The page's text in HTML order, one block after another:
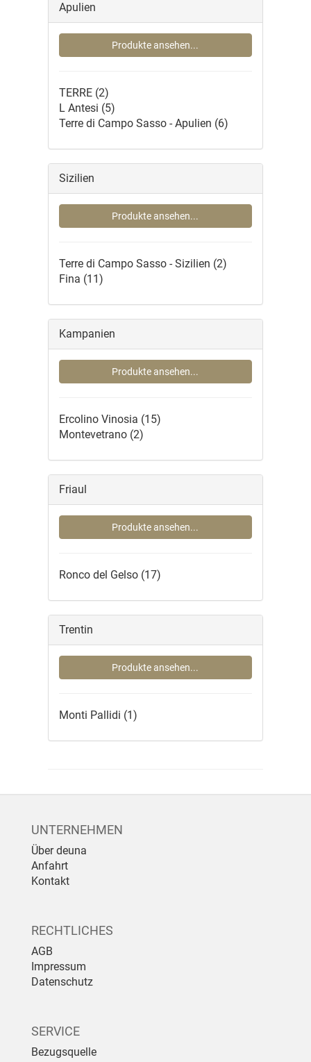
Apulien
Produkte ansehen...
TERRE(2)
L Antesi (5)
Terre di Campo Sasso - Apulien (6)
Sizilien
Produkte ansehen...
Terre di Campo Sasso - Sizilien (2)
Fina (11)
Kampanien
Produkte ansehen...
Ercolino Vinosia (15)
Montevetrano(2)
Friaul
Produkte ansehen...
Ronco del Gelso(17)
Trentin
Produkte ansehen...
Monti Pallidi (1)
UNTERNEHMEN
Über deuna
Anfahrt
Kontakt
RECHTLICHES
AGB
Impressum
Datenschutz
SERVICE
Bezugsquelle